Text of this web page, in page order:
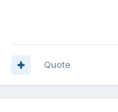
Quote